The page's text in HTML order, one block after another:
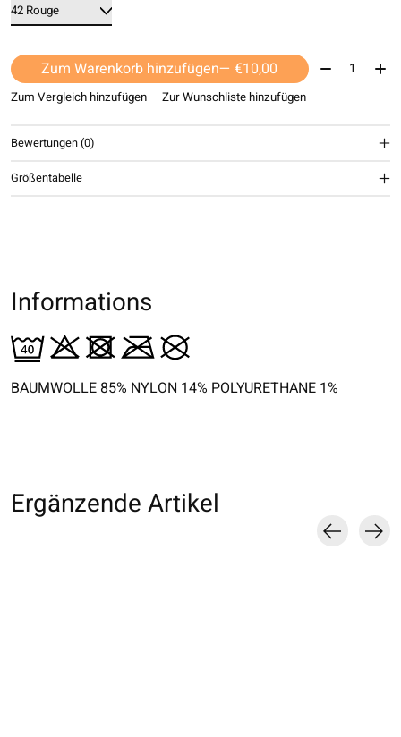
Zum Warenkorb hinzufügen — €10,00 Menge:
Zum Vergleich hinzufügen Zur Wunschliste hinzufügen
Bewertungen (0)
Größentabelle
Informations
BAUMWOLLE 85% NYLON 14% POLYURETHANE 1%
Ergänzende Artikel